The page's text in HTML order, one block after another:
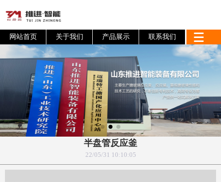
网站首页 关于我们 产品展示 联系我们
半盘管反应釜
22/05/31 10:10:05